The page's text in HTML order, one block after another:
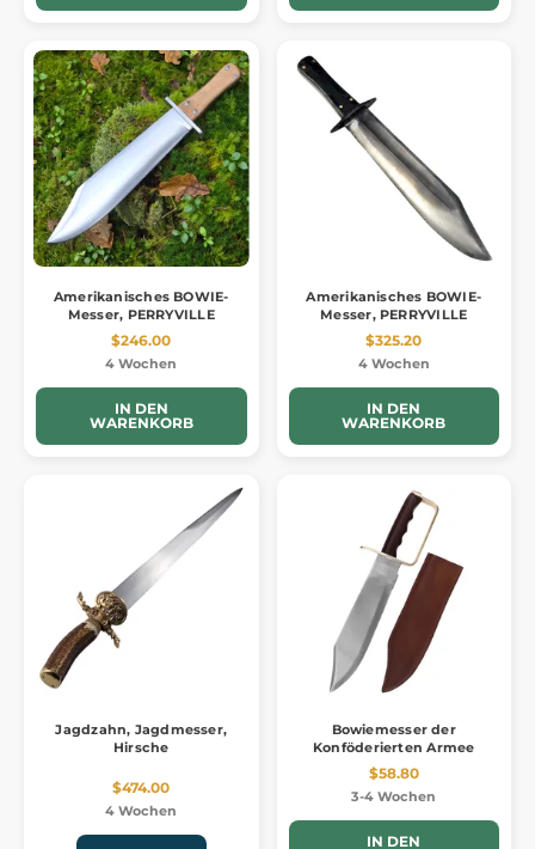
Amerikanisches BOWIE-
Messer, PERRYVILLE
$246.00
4 Wochen
IN DEN
WARENKORB
Amerikanisches BOWIE-
Messer, PERRYVILLE
$325.20
4 Wochen
IN DEN
WARENKORB
Jagdzahn, Jagdmesser,
Hirsche
$474.00
4 Wochen
Bowiemesser der
Konföderierten Armee
$58.80
3-4 Wochen
IN DEN